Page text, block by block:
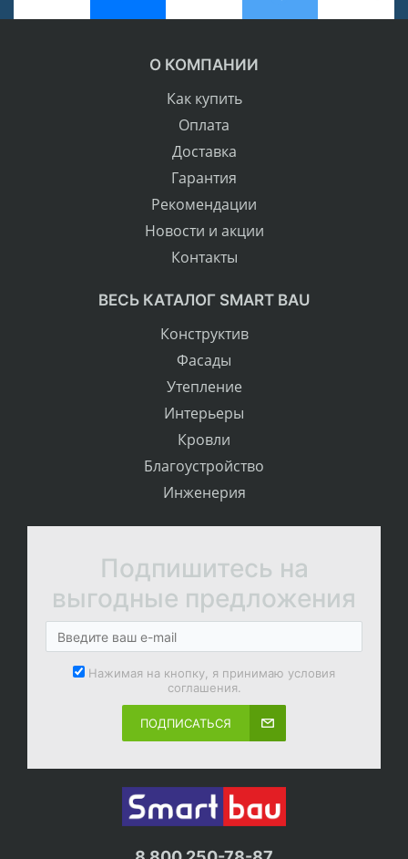
О КОМПАНИИ
Как купить
Оплата
Доставка
Гарантия
Рекомендации
Новости и акции
Контакты
ВЕСЬ КАТАЛОГ SMART BAU
Конструктив
Фасады
Утепление
Интерьеры
Кровли
Благоустройство
Инженерия
Подпишитесь на
выгодные предложения
Нажимая на кнопку, я принимаю условия
соглашения.
ПОДПИСАТЬСЯ